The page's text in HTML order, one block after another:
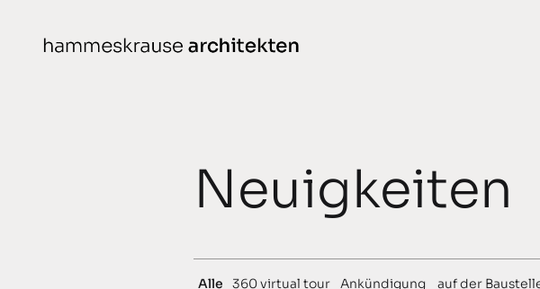
Neuigkeiten
Alle 360 virtual tour Ankündigung auf der